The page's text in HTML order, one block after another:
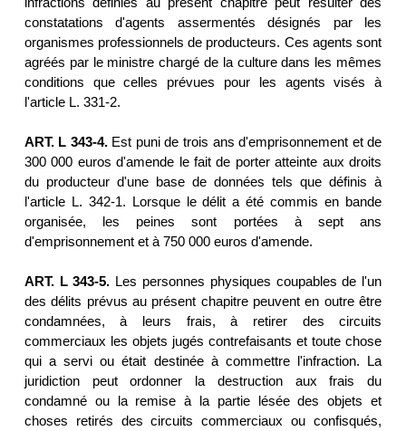
constatations d'agents assermentés désignés par les
organismes professionnels de producteurs. Ces agents sont
agréés par le ministre chargé de la culture dans les mêmes
conditions que celles prévues pour les agents visés à
l'article L. 331-2.
ART. L 343-4.Est puni de trois ans d'emprisonnement et de
300 000 euros d'amende le fait de porter atteinte aux droits
du producteur d'une base de données tels que définis à
l'article L. 342-1. Lorsque le délit a été commis en bande
organisée, les peines sont portées à sept ans
d'emprisonnement et à 750 000 euros d'amende.
ART. L 343-5. Les personnes physiques coupables de l'un
des délits prévus au présent chapitre peuvent en outre être
condamnées, à leurs frais, à retirer des circuits
commerciaux les objets jugés contrefaisants et toute chose
qui a servi ou était destinée à commettre l'infraction. La
juridiction peut ordonner la destruction aux frais du
condamné ou la remise à la partie lésée des objets et
choses retirés des circuits commerciaux ou confisqués,